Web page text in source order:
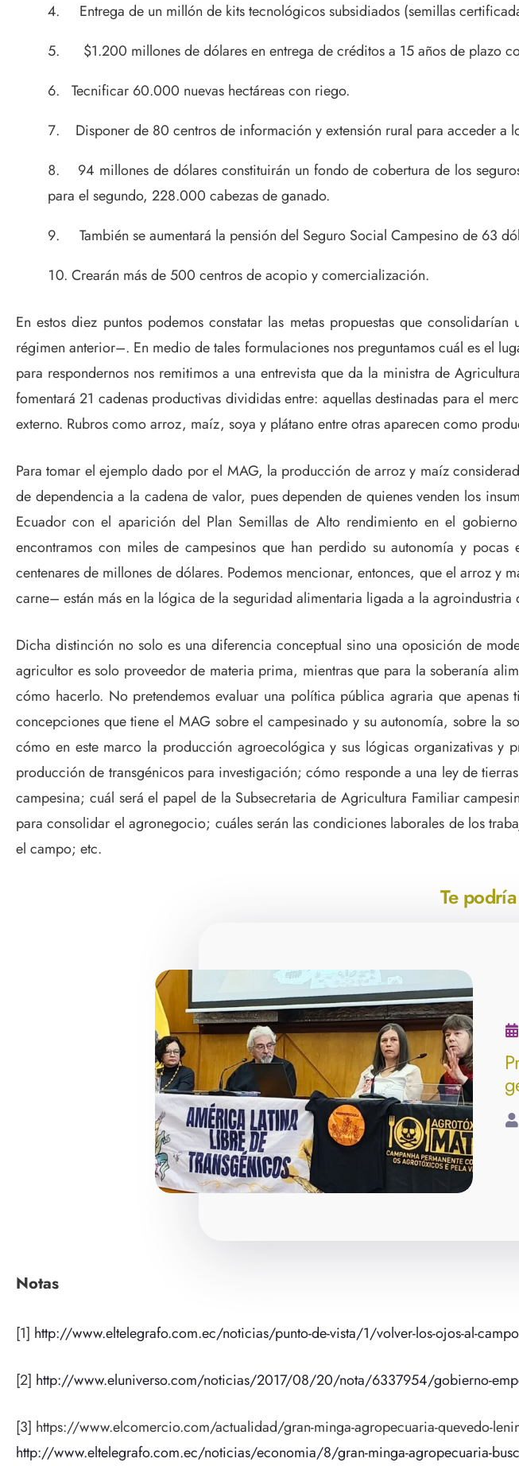
Entrega de un millón de kits tecnológicos subsidiados (semillas
$1.200 millones de dólares en entrega de créditos a 15 años de plazo
Tecnificar 60.000 nuevas hectáreas con riego.
Disponer de 80 centros de información y extensión rural para acceder a
94 millones de dólares constituirán un fondo de cobertura de los
para el segundo, 228.000 cabezas de ganado.
También se aumentará la pensión del Seguro Social Campesino de 63
Crearán más de 500 centros de acopio y comercialización.
En estos diez puntos podemos constatar las metas propuestas que
régimen anterior–. En medio de tales formulaciones nos preguntamos cuál es el
para respondernos nos remitimos a una entrevista que da la ministra de
fomentará 21 cadenas productivas divididas entre: aquellas destinadas para el
externo. Rubros como arroz, maíz, soya y plátano entre otras aparecen como
Para tomar el ejemplo dado por el MAG, la producción de arroz y maíz
de dependencia a la cadena de valor, pues dependen de quienes venden los
Ecuador con el aparición del Plan Semillas de Alto rendimiento en el
encontramos con miles de campesinos que han perdido su autonomía y
centenares de millones de dólares. Podemos mencionar, entonces, que el arroz
carne– están más en la lógica de la seguridad alimentaria ligada a la
Dicha distinción no solo es una diferencia conceptual sino una oposición de
agricultor es solo proveedor de materia prima, mientras que para la soberanía
cómo hacerlo. No pretendemos evaluar una política pública agraria que
concepciones que tiene el MAG sobre el campesinado y su autonomía, sobre la
cómo en este marco la producción agroecológica y sus lógicas organizativas
producción de transgénicos para investigación; cómo responde a una ley de
campesina; cuál será el papel de la Subsecretaria de Agricultura Familiar
para consolidar el agronegocio; cuáles serán las condiciones laborales de los
el campo; etc.
Te
Notas
[1] http://www.eltelegrafo.com.ec/noticias/punto-de-vista/1/volver-los-ojos-al-
[2] http://www.eluniverso.com/noticias/2017/08/20/nota/6337954/gobierno-
[3] https://www.elcomercio.com/actualidad/gran-minga-agropecuaria-quevedo-
http://www.eltelegrafo.com.ec/noticias/economia/8/gran-minga-agropecuaria-